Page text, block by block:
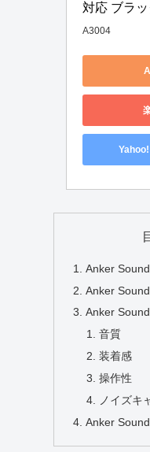
対応 ブラッ
A3004
Anker
Anker
Anker
音質
装着感
操作性
ノイズキ
Anker